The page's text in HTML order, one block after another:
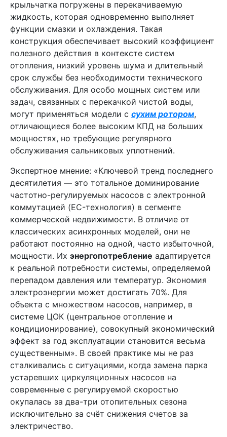
крыльчатка погружены в перекачиваемую
жидкость, которая одновременно выполняет
функции смазки и охлаждения. Такая
конструкция обеспечивает высокий коэффициент
полезного действия в контексте систем
отопления, низкий уровень шума и длительный
срок службы без необходимости технического
обслуживания. Для особо мощных систем или
задач, связанных с перекачкой чистой воды,
могут применяться модели с сухим ротором,
отличающиеся более высоким КПД на больших
мощностях, но требующие регулярного
обслуживания сальниковых уплотнений.
Экспертное мнение: «Ключевой тренд последнего
десятилетия — это тотальное доминирование
частотно-регулируемых насосов с электронной
коммутацией (EC-технология) в сегменте
коммерческой недвижимости. В отличие от
классических асинхронных моделей, они не
работают постоянно на одной, часто избыточной,
мощности. Их энергопотребление адаптируется
к реальной потребности системы, определяемой
перепадом давления или температур. Экономия
электроэнергии может достигать 70%. Для
объекта с множеством насосов, например, в
системе ЦОК (центральное отопление и
кондиционирование), совокупный экономический
эффект за год эксплуатации становится весьма
существенным». В своей практике мы не раз
сталкивались с ситуациями, когда замена парка
устаревших циркуляционных насосов на
современные с регулируемой скоростью
окупалась за два-три отопительных сезона
исключительно за счёт снижения счетов за
электричество.